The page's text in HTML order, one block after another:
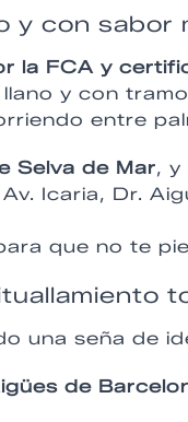
y con sabor
la FCA y
y con
entre
Selva de Mar, y
Icaria, Dr.
que no te
una seña de
de